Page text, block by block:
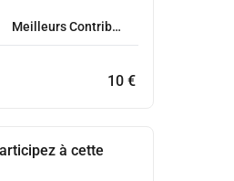
Meilleurs Contributeurs
10 €
à cette